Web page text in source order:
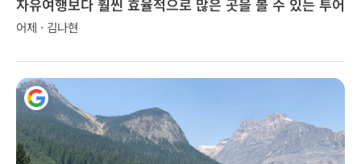
자유여행보다 훨씬 효율적으로 많은 곳을 볼 수 있는 투어
어제 · 김나현